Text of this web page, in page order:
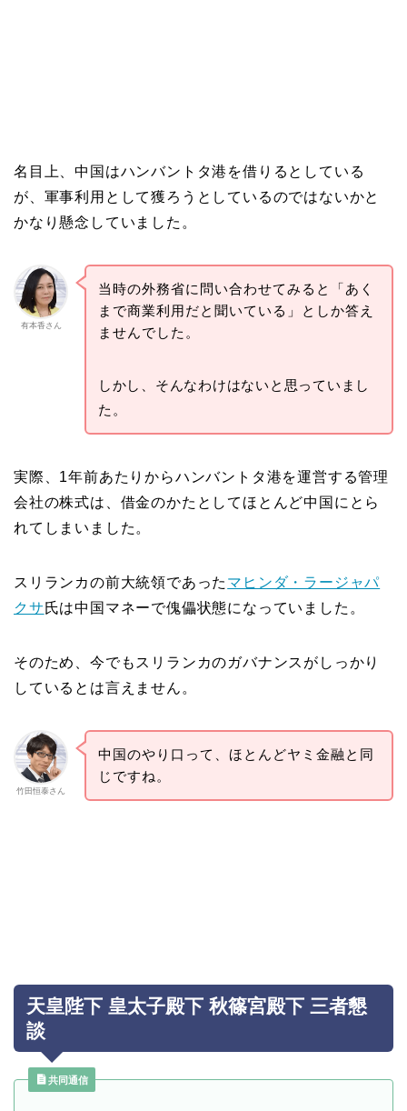
名目上、中国はハンバントタ港を借りるとしている
が、軍事利用として獲ろうとしているのではないかと
かなり懸念していました。
有本香さん
当時の外務省に問い合わせてみると「あく
まで商業利用だと聞いている」としか答え
ませんでした。
しかし、そんなわけはないと思っていまし
た。
実際、1年前あたりからハンバントタ港を運営する管理
会社の株式は、借金のかたとしてほとんど中国にとら
れてしまいました。
スリランカの前大統領であった マヒンダ・ラージャパ
クサ氏は中国マネーで傀儡状態になっていました。
そのため、今でもスリランカのガバナンスがしっかり
しているとは言えません。
竹田恒泰さん
中国のやり口って、ほとんどヤミ金融と同
じですね。
天皇陛下 皇太子殿下 秋篠宮殿下 三者懇
談
共同通信